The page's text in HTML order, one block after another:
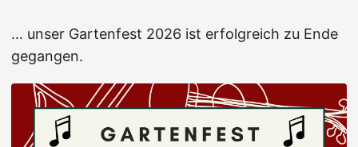
… unser Gartenfest 2026 ist erfolgreich zu Ende
gegangen.